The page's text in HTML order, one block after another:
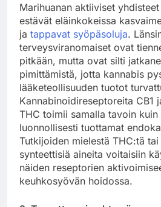
Marihuanan aktiiviset
estävät eläinkokeissa
ja tappavat syöpäsoluja.
terveysviranomaiset ovat
pitkään, mutta ovat silti
pimittämistä, jotta kannabis
lääketeollisuuden tuotot
Kannabinoidireseptoreita CB1
THC toimii samalla tavoin kuin
luonnollisesti tuottamat
Tutkijoiden mielestä THC:tä
synteettisiä aineita voitaisiin
näiden reseptorien
keuhkosyövän hoidossa.